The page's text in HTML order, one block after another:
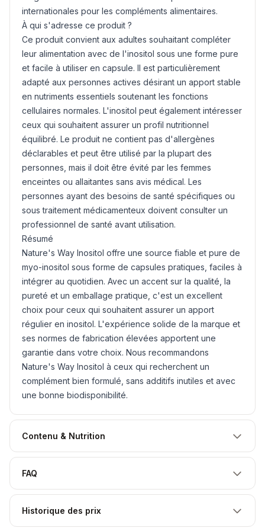
internationales pour les compléments alimentaires.
À qui s'adresse ce produit ?
Ce produit convient aux adultes souhaitant compléter
leur alimentation avec de l'inositol sous une forme pure
et facile à utiliser en capsule. Il est particulièrement
adapté aux personnes actives désirant un apport stable
en nutriments essentiels soutenant les fonctions
cellulaires normales. L'inositol peut également intéresser
ceux qui souhaitent assurer un profil nutritionnel
équilibré. Le produit ne contient pas d'allergènes
déclarables et peut être utilisé par la plupart des
personnes, mais il doit être évité par les femmes
enceintes ou allaitantes sans avis médical. Les
personnes ayant des besoins de santé spécifiques ou
sous traitement médicamenteux doivent consulter un
professionnel de santé avant utilisation.
Résumé
Nature's Way Inositol offre une source fiable et pure de
myo-inositol sous forme de capsules pratiques, faciles à
intégrer au quotidien. Avec un accent sur la qualité, la
pureté et un emballage pratique, c'est un excellent
choix pour ceux qui souhaitent assurer un apport
régulier en inositol. L'expérience solide de la marque et
ses normes de fabrication élevées apportent une
garantie dans votre choix. Nous recommandons
Nature's Way Inositol à ceux qui recherchent un
complément bien formulé, sans additifs inutiles et avec
une bonne biodisponibilité.
Contenu & Nutrition
FAQ
Historique des prix